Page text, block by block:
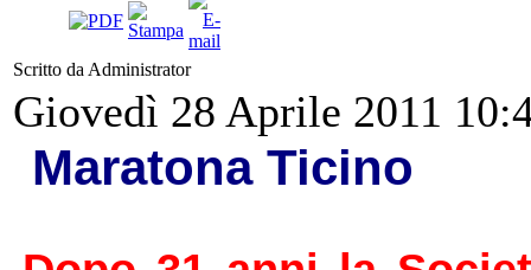
Scritto da Administrator
Giovedì 28 Aprile 2011
Maratona Ticino